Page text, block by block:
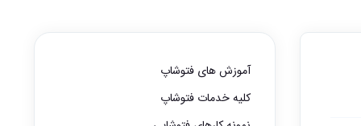
آموزش های فتوشاپ
کلیه خدمات فتوشاپ